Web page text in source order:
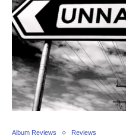
Album Reviews Reviews